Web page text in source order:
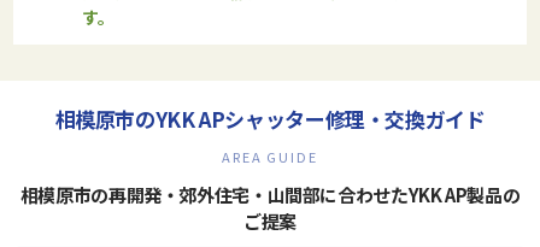
す。
相模原市のYKK APシャッター修理・交換ガイド
AREA GUIDE
相模原市の再開発・郊外住宅・山間部に合わせたYKK AP製品の
ご提案